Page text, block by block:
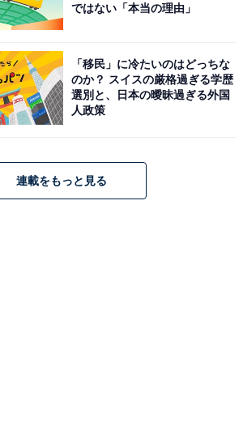
ではない「本当の理由」
「移民」に冷たいのはどっちな
のか？ スイスの厳格過ぎる学歴
選別と、日本の曖昧過ぎる外国
人政策
連載をもっと見る